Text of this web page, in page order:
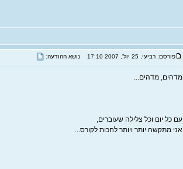
פורסם: רביעי, 25 יול', 2007 17:10 נושא ההודעה:
מדהים, מדהים...
עם כל יום וכל צלילה שעוברים,
אני מתקשה יותר ויותר לחכות לקורס...